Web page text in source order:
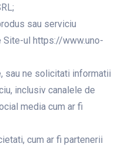
sau serviciu
Site-ul https://www.uno-
sau ne solicitati informatii
inclusiv canalele de
media cum ar fi
cum ar fi partenerii